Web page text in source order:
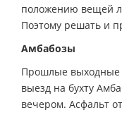
положению вещей
Поэтому решать и
Амбабозы
Прошлые выходные
выезд на бухту
вечером. Асфальт